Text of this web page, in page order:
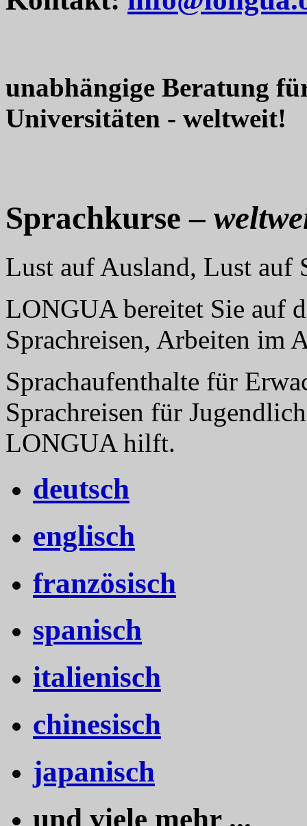
unabhängige Beratung
Universitäten - weltweit!
Sprachkurse –
Lust auf Ausland, Lust auf
LONGUA bereitet Sie auf
Sprachreisen, Arbeiten im
Sprachaufenthalte für
Sprachreisen für
LONGUA hilft.
deutsch
englisch
französisch
spanisch
italienisch
chinesisch
japanisch
und viele mehr ...